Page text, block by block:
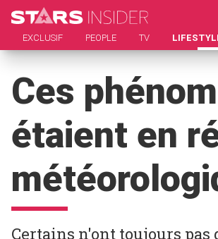
EXCLUSIF PEOPLE TV
Ces
étaient en
Certains n'ont toujours